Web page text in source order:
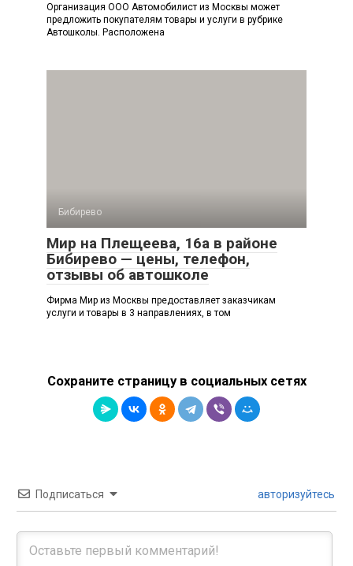
Организация ООО Автомобилист из Москвы может
предложить покупателям товары и услуги в рубрике
Автошколы. Расположена
Бибирево
Мир на Плещеева, 16а в районе
Бибирево — цены, телефон,
отзывы об автошколе
Фирма Мир из Москвы предоставляет заказчикам
услуги и товары в 3 направлениях, в том
Сохраните страницу в социальных сетях
Подписаться авторизуйтесь